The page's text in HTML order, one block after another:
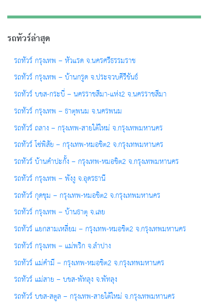
รถทัวร์ล่าสุด
รถทัวร์ กรุงเทพ – หัวแรด จ.นครศรีธรรมราช
รถทัวร์ กรุงเทพ – บ้านกรูด จ.ประจวบคีรีขันธ์
รถทัวร์ บขส-กระบี่ – นครราชสีมา-แห่ง2 จ.นครราชสีมา
รถทัวร์ กรุงเทพ – ธาตุพนม จ.นครพนม
รถทัวร์ ถลาง – กรุงเทพ-สายใต้ใหม่ จ.กรุงเทพมหานคร
รถทัวร์ โซ่พิสัย – กรุงเทพ-หมอชิต2 จ.กรุงเทพมหานคร
รถทัวร์ บ้านคำปะกั้ง – กรุงเทพ-หมอชิต2 จ.กรุงเทพมหานคร
รถทัวร์ กรุงเทพ – พังงู จ.อุดรธานี
รถทัวร์ กุดชุม – กรุงเทพ-หมอชิต2 จ.กรุงเทพมหานคร
รถทัวร์ กรุงเทพ – บ้านธาตุ จ.เลย
รถทัวร์ แยกสามเหลี่ยม – กรุงเทพ-หมอชิต2 จ.กรุงเทพมหานคร
รถทัวร์ กรุงเทพ – แม่พริก จ.ลำปาง
รถทัวร์ แม่คำมี – กรุงเทพ-หมอชิต2 จ.กรุงเทพมหานคร
รถทัวร์ แม่สาย – บขส-พัทลุง จ.พัทลุง
รถทัวร์ บขส-สตูล – กรุงเทพ-สายใต้ใหม่ จ.กรุงเทพมหานคร